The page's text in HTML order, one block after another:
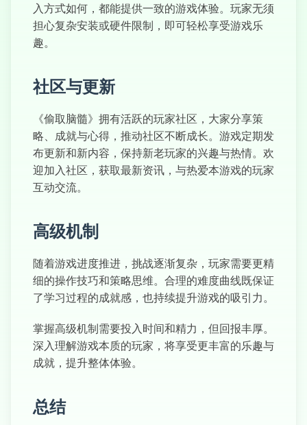
入方式如何，都能提供一致的游戏体验。玩家无须
担心复杂安装或硬件限制，即可轻松享受游戏乐
趣。
社区与更新
《偷取脑髓》拥有活跃的玩家社区，大家分享策
略、成就与心得，推动社区不断成长。游戏定期发
布更新和新内容，保持新老玩家的兴趣与热情。欢
迎加入社区，获取最新资讯，与热爱本游戏的玩家
互动交流。
高级机制
随着游戏进度推进，挑战逐渐复杂，玩家需要更精
细的操作技巧和策略思维。合理的难度曲线既保证
了学习过程的成就感，也持续提升游戏的吸引力。
掌握高级机制需要投入时间和精力，但回报丰厚。
深入理解游戏本质的玩家，将享受更丰富的乐趣与
成就，提升整体体验。
总结